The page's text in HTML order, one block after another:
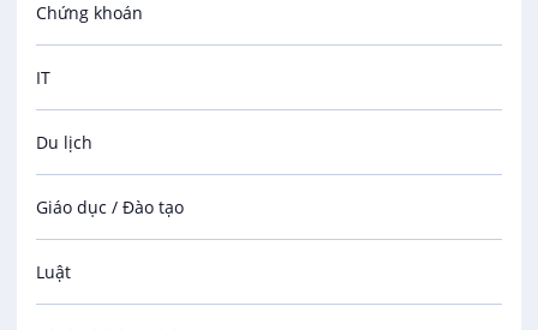
Chứng khoán
IT
Du lịch
Giáo dục / Đào tạo
Luật